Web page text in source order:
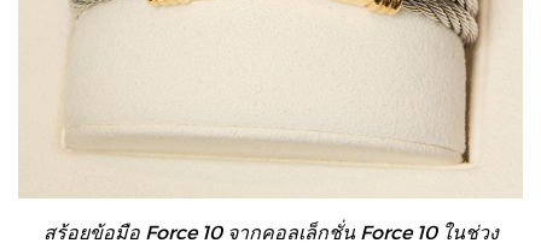
สร้อยข้อมือ Force 10 จากคอลเล็กชั่น Force 10 ในช่วง